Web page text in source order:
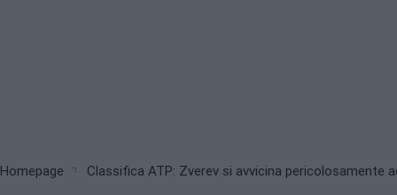
Breadcrumb
Homepage Classifica ATP: Zverev si avvicina pericolosamente